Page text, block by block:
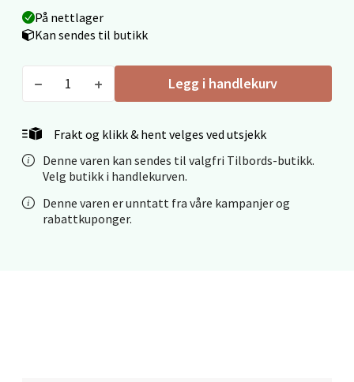
På nettlager
Kan sendes til butikk
Legg i handlekurv
Frakt og klikk & hent velges ved utsjekk
Denne varen kan sendes til valgfri Tilbords-butikk.
Velg butikk i handlekurven.
Denne varen er unntatt fra våre kampanjer og
rabattkuponger.
Mo i Rana - Thon Senter Mo i Rana
Åpent i dag 09-19
0 i butikk
Velg